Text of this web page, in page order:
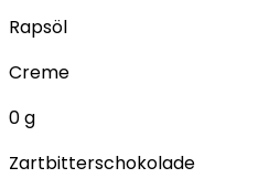
Rapsöl
Creme
0g
Zartbitterschokolade